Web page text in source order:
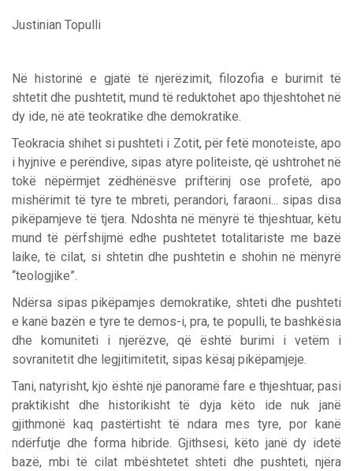
Justinian Topulli
Në historinë e gjatë të njerëzimit, filozofia e burimit të
shtetit dhe pushtetit, mund të reduktohet apo thjeshtohet në
dy ide, në atë teokratike dhe demokratike.
Teokracia shihet si pushteti i Zotit, për fetë monoteiste, apo
i hyjnive e perëndive, sipas atyre politeiste, që ushtrohet në
tokë nëpërmjet zëdhënësve priftërinj ose profetë, apo
mishërimit të tyre te mbreti, perandori, faraoni... sipas disa
pikëpamjeve të tjera. Ndoshta në mënyrë të thjeshtuar, këtu
mund të përfshijmë edhe pushtetet totalitariste me bazë
laike, të cilat, si shtetin dhe pushtetin e shohin në mënyrë
“teologjike”.
Ndërsa sipas pikëpamjes demokratike, shteti dhe pushteti
e kanë bazën e tyre te demos-i, pra, te populli, te bashkësia
dhe komuniteti i njerëzve, që është burimi i vetëm i
sovranitetit dhe legjitimitetit, sipas kësaj pikëpamjeje.
Tani, natyrisht, kjo është një panoramë fare e thjeshtuar, pasi
praktikisht dhe historikisht të dyja këto ide nuk janë
gjithmonë kaq pastërtisht të ndara mes tyre, por kanë
ndërfutje dhe forma hibride. Gjithsesi, këto janë dy idetë
bazë, mbi të cilat mbështetet shteti dhe pushteti, njëra